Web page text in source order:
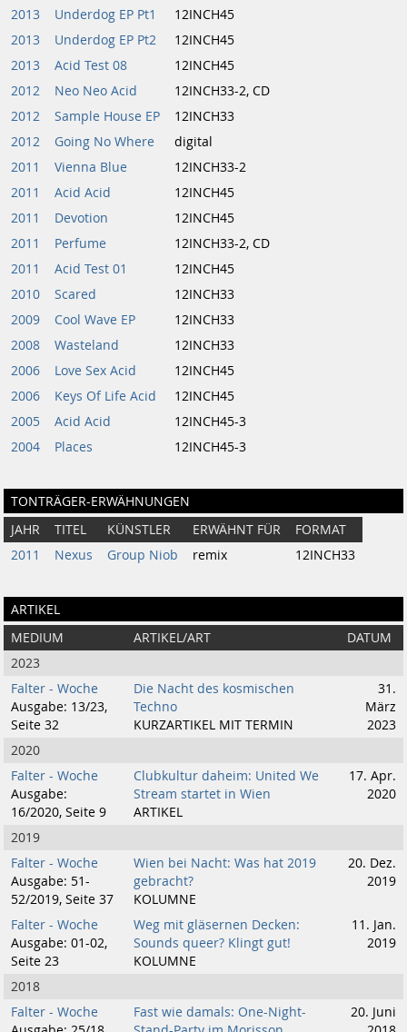
2013
Underdog EP Pt1
12INCH45
2013
Underdog EP Pt2
12INCH45
2013
Acid Test 08
12INCH45
2012
Neo Neo Acid
12INCH33-2, CD
2012
Sample House EP
12INCH33
2012
Going No Where
digital
2011
Vienna Blue
12INCH33-2
2011
Acid Acid
12INCH45
2011
Devotion
12INCH45
2011
Perfume
12INCH33-2, CD
2011
Acid Test 01
12INCH45
2010
Scared
12INCH33
2009
Cool Wave EP
12INCH33
2008
Wasteland
12INCH33
2006
Love Sex Acid
12INCH45
2006
Keys Of Life Acid
12INCH45
2005
Acid Acid
12INCH45-3
2004
Places 12INCH45-3
TONTRÄGER-ERWÄHNUNGEN
JAHR TITEL KÜNSTLER ERWÄHNT FÜR
FORMAT
2011
Nexus Group Niob remix 12INCH33
ARTIKEL
MEDIUM ARTIKEL/ART
DATUM
2023
Falter - Woche
Ausgabe: 13/23,
Seite 32
Die Nacht des kosmischen
Techno
KURZARTIKEL MIT TERMIN
31.
März
2023
2020
Falter - Woche
Ausgabe:
16/2020, Seite 9
Clubkultur daheim: United We
Stream startet in Wien
ARTIKEL
17. Apr.
2020
2019
Falter - Woche
Ausgabe: 51-
52/2019, Seite 37
Wien bei Nacht: Was hat 2019
gebracht?
KOLUMNE
20. Dez.
2019
Falter - Woche
Ausgabe: 01-02,
Seite 23
Weg mit gläsernen Decken:
Sounds queer? Klingt gut!
KOLUMNE
11. Jan.
2019
2018
Falter - Woche
Fast wie damals: One-Night-
20. Juni